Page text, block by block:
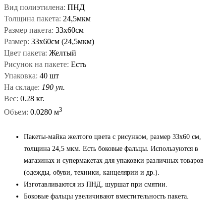
Вид полиэтилена: ПНД
Толщина пакета: 24,5мкм
Размер пакета: 33x60см
Размер: 33x60см (24,5мкм)
Цвет пакета: Желтый
Рисунок на пакете: Есть
Упаковка: 40 шт
На складе: 190 уп.
Вес: 0.28 кг.
Объем: 0.0280 м3
Пакеты-майка желтого цвета с рисунком, размер 33x60 см,
толщина 24,5 мкм. Есть боковые фальцы. Используются в
магазинах и супермакетах для упаковки различных товаров
(одежды, обуви, техники, канцелярии и др.).
Изготавливаются из ПНД, шуршат при смятии.
Боковые фальцы увеличивают вместительность пакета.